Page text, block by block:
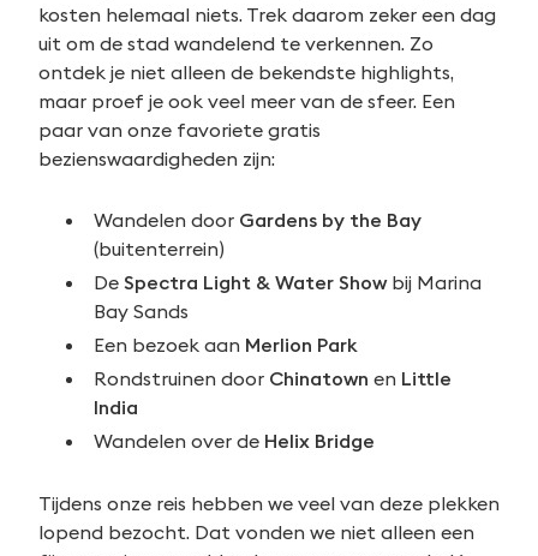
kosten helemaal niets. Trek daarom zeker een dag
uit om de stad wandelend te verkennen. Zo
ontdek je niet alleen de bekendste highlights,
maar proef je ook veel meer van de sfeer. Een
paar van onze favoriete gratis
bezienswaardigheden zijn:
Wandelen door Gardens by the Bay
(buitenterrein)
De Spectra Light & Water Showbij Marina
Bay Sands
Een bezoek aan Merlion Park
Rondstruinen door Chinatown en Little
India
Wandelen over de Helix Bridge
Tijdens onze reis hebben we veel van deze plekken
lopend bezocht. Dat vonden we niet alleen een